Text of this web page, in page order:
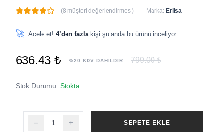
(8 müşteri değerlendirmesi) Marka: Erilsa
🚀 Acele et! 4’den fazla kişi şu anda bu ürünü inceliyor.
636.43 ₺ %20 KDV DAHİLDİR 799.00 ₺
Stok Durumu: Stokta
SEPETE EKLE